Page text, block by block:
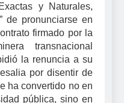
y Naturales,
de pronunciarse en
firmado por la
transnacional
la renuncia a su
por disentir de
ha convertido no en
pública, sino en